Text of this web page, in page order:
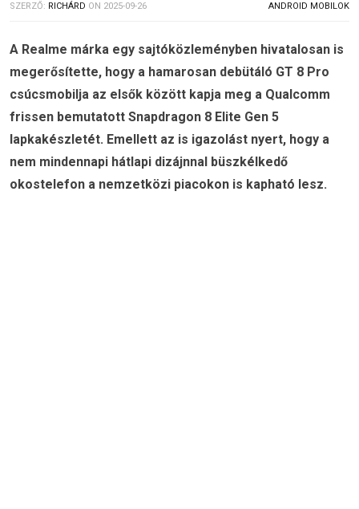
SZERZŐ: RICHÁRD ON 2025-09-26 ANDROID MOBILOK
A Realme márka egy sajtóközleményben hivatalosan is
megerősítette, hogy a hamarosan debütáló GT 8 Pro
csúcsmobilja az elsők között kapja meg a Qualcomm
frissen bemutatott Snapdragon 8 Elite Gen 5
lapkakészletét. Emellett az is igazolást nyert, hogy a
nem mindennapi hátlapi dizájnnal büszkélkedő
okostelefon a nemzetközi piacokon is kapható lesz.